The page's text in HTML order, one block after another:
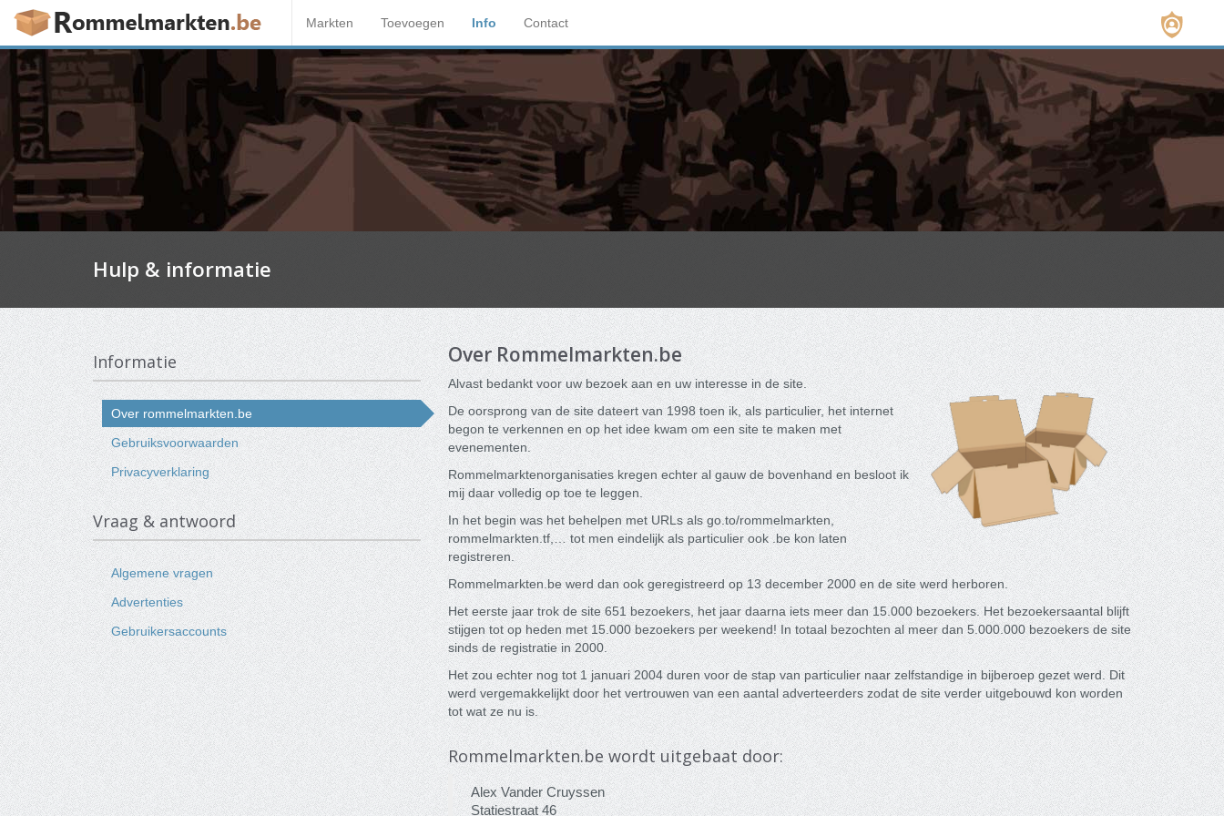
Markten Toevoegen Info Contact
Hulp & informatie
Informatie
Over rommelmarkten.be
Gebruiksvoorwaarden
Privacyverklaring
Vraag & antwoord
Algemene vragen
Advertenties
Gebruikersaccounts
Over Rommelmarkten.be
Alvast bedankt voor uw bezoek aan en uw interesse in de site.
De oorsprong van de site dateert van 1998 toen ik, als particulier, het internet
begon te verkennen en op het idee kwam om een site te maken met
evenementen.
Rommelmarktenorganisaties kregen echter al gauw de bovenhand en besloot ik
mij daar volledig op toe te leggen.
In het begin was het behelpen met URLs als go.to/rommelmarkten,
rommelmarkten.tf,… tot men eindelijk als particulier ook .be kon laten
registreren.
Rommelmarkten.be werd dan ook geregistreerd op 13 december 2000 en de site werd herboren.
Het eerste jaar trok de site 651 bezoekers, het jaar daarna iets meer dan 15.000 bezoekers. Het bezoekersaantal blijft
stijgen tot op heden met 15.000 bezoekers per weekend! In totaal bezochten al meer dan 5.000.000 bezoekers de site
sinds de registratie in 2000.
Het zou echter nog tot 1 januari 2004 duren voor de stap van particulier naar zelfstandige in bijberoep gezet werd. Dit
werd vergemakkelijkt door het vertrouwen van een aantal adverteerders zodat de site verder uitgebouwd kon worden
tot wat ze nu is.
Rommelmarkten.be wordt uitgebaat door:
Alex Vander Cruyssen
Statiestraat 46